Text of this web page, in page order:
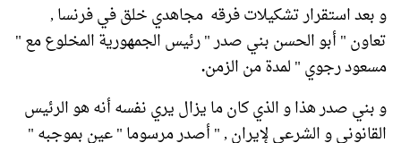
و بعد استقرار تشكيلات فرقه مجاهدي خلق في فرنسا ,
تعاون " أبو الحسن بني صدر " رئيس الجمهورية المخلوع مع "
مسعود رجوي " لمدة من الزمن.
و بني صدر هذا و الذي كان ما يزال يري نفسه أنه هو الرئيس
القانوني و الشرعي لإيران , " أصدر مرسوما " عين بموجبه "